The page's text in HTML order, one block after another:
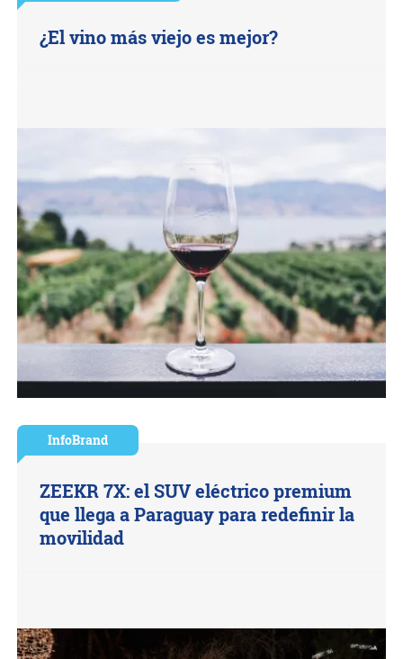
¿El vino más viejo es mejor?
InfoBrand
ZEEKR 7X: el SUV eléctrico premium
que llega a Paraguay para redefinir la
movilidad